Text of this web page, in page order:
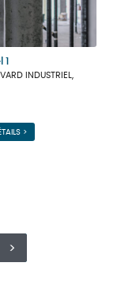
INDUSTRIEL,
>